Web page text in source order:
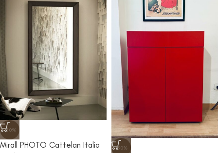
-50%
Mirall PHOTO Cattelan Italia
-50%